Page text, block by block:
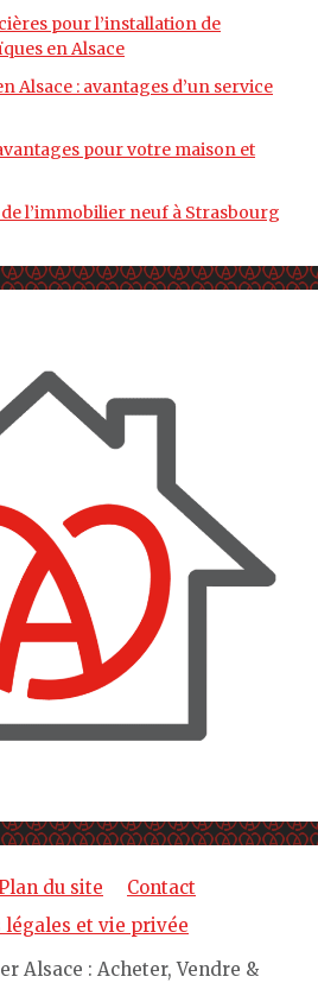
pour l’installation de
en Alsace
Alsace : avantages d’un service
pour votre maison et
l’immobilier neuf à Strasbourg
du site
Contact
et vie privée
Alsace : Acheter, Vendre &